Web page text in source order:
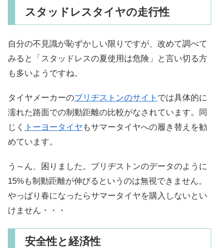
スタッドレスタイヤの走行性
自分の不見識が恥ずかしい限りですが、改めて調べて
みると「スタッドレスの夏使用は危険」と言い切る方
も多いようですね。
タイヤメーカーのブリヂストンのサイト では具体的に
濡れた路面での制動距離の比較がなされています。同
じく
トーヨータイヤ もサマータイヤへの履き替えを勧
めています。
う～ん、困りました。ブリヂストンのデータのように
15%も制動距離が伸びるというのは無視できません。
やっぱり春になったらサマータイヤを購入しないとい
けません・・・
安全性と経済性